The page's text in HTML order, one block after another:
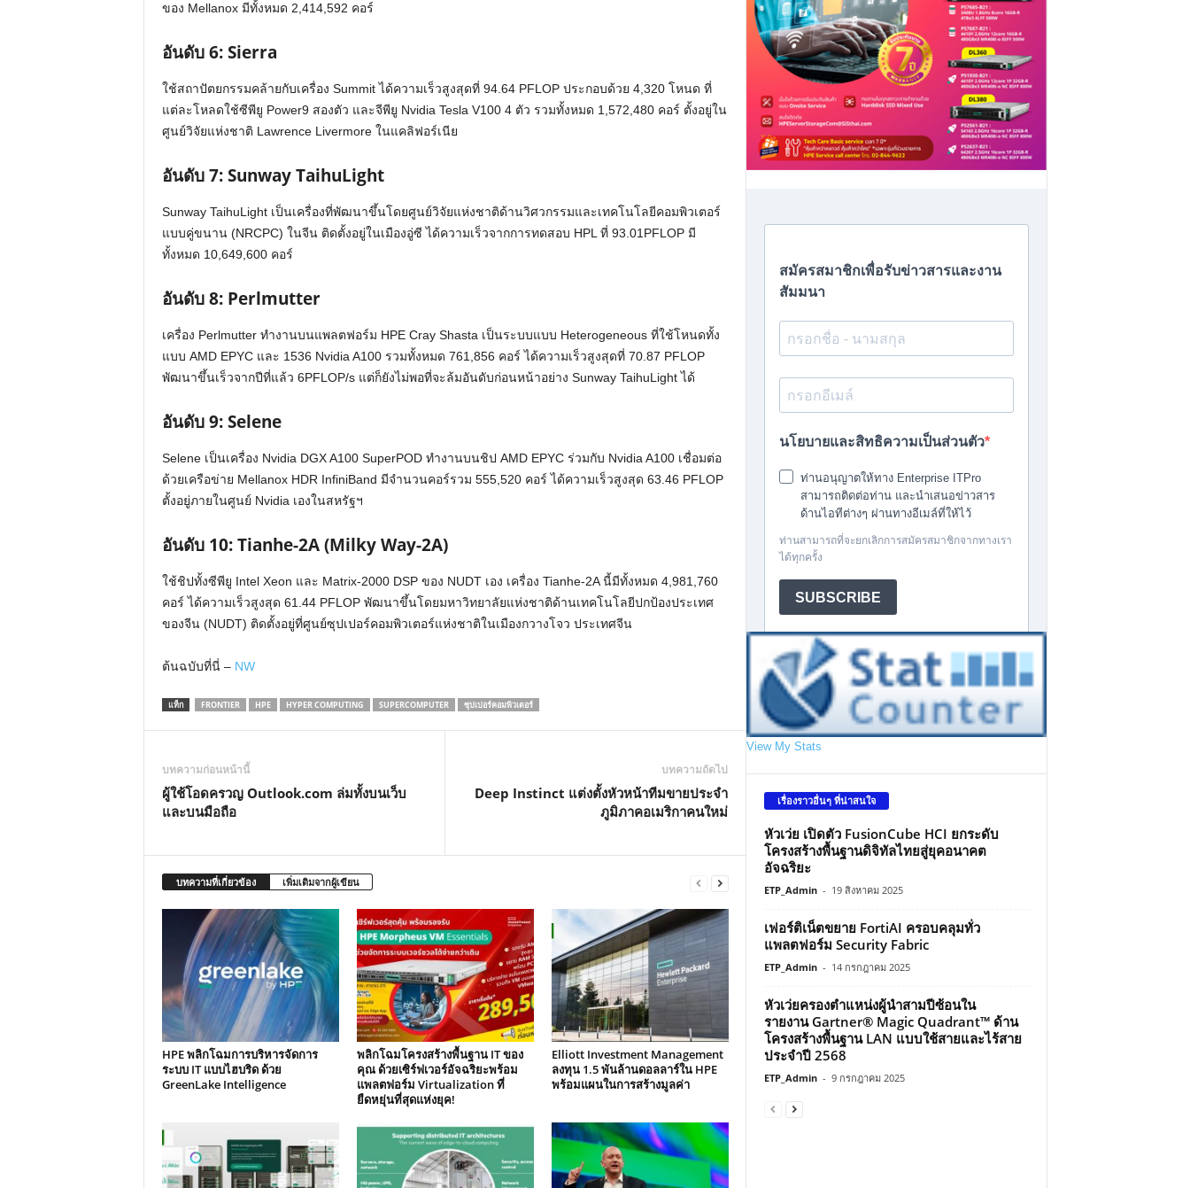
ของ Mellanox มีทั้งหมด 2,414,592 คอร์
อันดับ6: Sierra
ใช้สถาปัตยกรรมคล้ายกับเครื่อง Summit ได้ความเร็วสูงสุดที่ 94.64 PFLOP ประกอบด้วย 4,320 โหนด ที่
แต่ละโหลดใช้ซีพียู Power9 สองตัว และจีพียู Nvidia Tesla V100 4 ตัว รวมทั้งหมด 1,572,480 คอร์ ตั้งอยู่ใน
ศูนย์วิจัยแห่งชาติ Lawrence Livermore ในแคลิฟอร์เนีย
อันดับ7: Sunway TaihuLight
Sunway TaihuLight เป็นเครื่องที่พัฒนาขึ้นโดยศูนย์วิจัยแห่งชาติด้านวิศวกรรมและเทคโนโลยีคอมพิวเตอร์
แบบคู่ขนาน (NRCPC) ในจีน ติดตั้งอยู่ในเมืองอู่ซี ได้ความเร็วจากการทดสอบ HPL ที่ 93.01PFLOP มี
ทั้งหมด 10,649,600 คอร์
อันดับ8: Perlmutter
เครื่อง Perlmutter ทำงานบนแพลตฟอร์ม HPE Cray Shasta เป็นระบบแบบ Heterogeneous ที่ใช้โหนดทั้ง
แบบ AMD EPYC และ 1536 Nvidia A100 รวมทั้งหมด 761,856 คอร์ ได้ความเร็วสูงสุดที่ 70.87 PFLOP
พัฒนาขึ้นเร็วจากปีที่แล้ว 6PFLOP/s แต่ก็ยังไม่พอที่จะล้มอันดับก่อนหน้าอย่าง Sunway TaihuLight ได้
อันดับ9: Selene
Selene เป็นเครื่อง Nvidia DGX A100 SuperPOD ทำงานบนชิป AMD EPYC ร่วมกับ Nvidia A100 เชื่อมต่อ
ด้วยเครือข่าย Mellanox HDR InfiniBand มีจำนวนคอร์รวม 555,520 คอร์ ได้ความเร็วสูงสุด 63.46 PFLOP
ตั้งอยู่ภายในศูนย์ Nvidia เองในสหรัฐฯ
อันดับ 10: Tianhe-2A (Milky Way-2A)
ใช้ชิปทั้งซีพียู Intel Xeon และ Matrix-2000 DSP ของ NUDT เอง เครื่อง Tianhe-2A นี้มีทั้งหมด 4,981,760
คอร์ ได้ความเร็วสูงสุด 61.44 PFLOP พัฒนาขึ้นโดยมหาวิทยาลัยแห่งชาติด้านเทคโนโลยีปกป้องประเทศ
ของจีน (NUDT) ติดตั้งอยู่ที่ศูนย์ซุปเปอร์คอมพิวเตอร์แห่งชาติในเมืองกวางโจว ประเทศจีน
ต้นฉบับที่นี่ – NW
แท็ก FRONTIER HPE HYPER COMPUTING SUPERCOMPUTER ซุปเปอร์คอมพิวเตอร์
บทความก่อนหน้านี้
ผู้ใช้โอดครวญ Outlook.com ล่มทั้งบนเว็บ
และบนมือถือ
บทความถัดไป
Deep Instinct แต่งตั้งหัวหน้าทีมขายประจำ
ภูมิภาคอเมริกาคนใหม่
บทความที่เกี่ยวข้อง เพิ่มเติมจากผู้เขียน
HPE พลิกโฉมการบริหารจัดการ
ระบบ IT แบบไฮบริด ด้วย
GreenLake Intelligence
พลิกโฉมโครงสร้างพื้นฐาน IT ของ
คุณ ด้วยเซิร์ฟเวอร์อัจฉริยะพร้อม
แพลตฟอร์ม Virtualization ที่
ยืดหยุ่นที่สุดแห่งยุค!
Elliott Investment Management
ลงทุน 1.5 พันล้านดอลลาร์ใน HPE
พร้อมแผนในการสร้างมูลค่า
View My Stats
เรื่องราวอื่นๆ ที่น่าสนใจ
หัวเว่ย เปิดตัว FusionCube HCI ยกระดับ
โครงสร้างพื้นฐานดิจิทัลไทยสู่ยุคอนาคต
อัจฉริยะ
ETP_Admin - 19 สิงหาคม 2025
เฟอร์ติเน็ตขยาย FortiAI ครอบคลุมทั่ว
แพลตฟอร์ม Security Fabric
ETP_Admin - 14 กรกฎาคม 2025
หัวเว่ยครองตำแหน่งผู้นำสามปีซ้อนใน
รายงาน Gartner® Magic Quadrant™ ด้าน
โครงสร้างพื้นฐาน LAN แบบใช้สายและไร้สาย
ประจำปี 2568
ETP_Admin - 9 กรกฎาคม 2025